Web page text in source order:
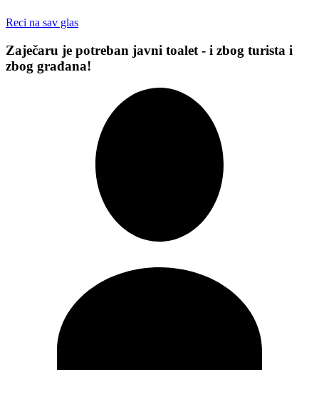
Reci na sav glas
Zaječaru je potreban javni toalet - i zbog turista i
zbog građana!